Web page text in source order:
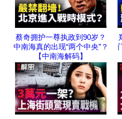
蔡奇拥护一尊执政到90岁？
中南海真的出现“两个中央”？
【中南海解码】